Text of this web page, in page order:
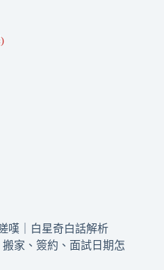
嘆｜白星奇白話解析
家、簽約、面試日期怎